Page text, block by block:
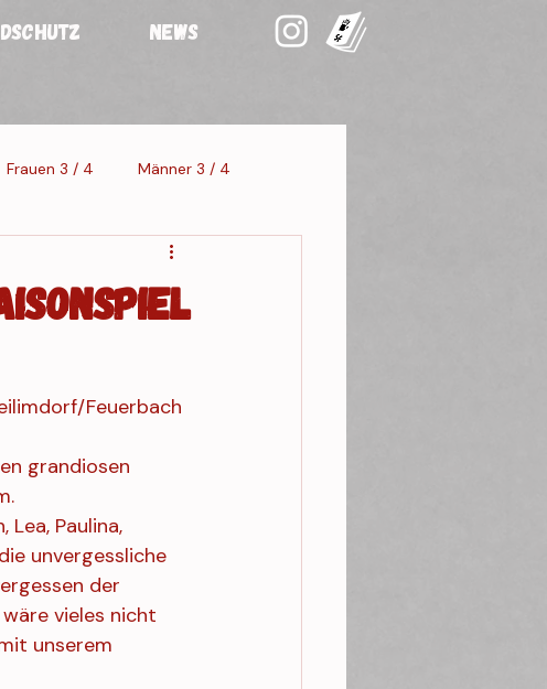
NEWS
Frauen 3 / 4 Männer 3 / 4
Feuerbach
grandiosen
Lea, Paulina,
unvergessliche
der
vieles nicht
unserem